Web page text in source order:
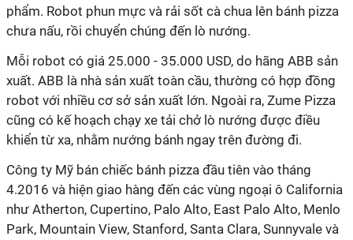
phẩm. Robot phun mực và rải sốt cà chua lên bánh pizza
chưa nấu, rồi chuyển chúng đến lò nướng.
Mỗi robot có giá 25.000 - 35.000 USD, do hãng ABB sản
xuất. ABB là nhà sản xuất toàn cầu, thường có hợp đồng
robot với nhiều cơ sở sản xuất lớn. Ngoài ra, Zume Pizza
cũng có kế hoạch chạy xe tải chở lò nướng được điều
khiển từ xa, nhằm nướng bánh ngay trên đường đi.
Công ty Mỹ bán chiếc bánh pizza đầu tiên vào tháng
4.2016 và hiện giao hàng đến các vùng ngoại ô California
như Atherton, Cupertino, Palo Alto, East Palo Alto, Menlo
Park, Mountain View, Stanford, Santa Clara, Sunnyvale và